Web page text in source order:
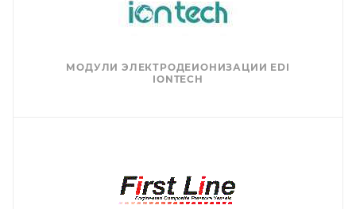
МОДУЛИ ЭЛЕКТРОДЕИОНИЗАЦИИ EDI
IONTECH